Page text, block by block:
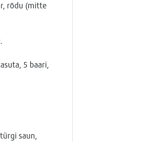
rõdu (mitte
5 baari,
saun,